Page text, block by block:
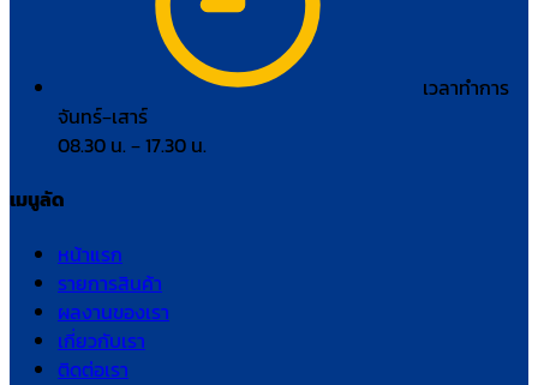
เวลาทำการ
จันทร์–เสาร์
08.30 น. – 17.30 น.
เมนูลัด
หน้าแรก
รายการสินค้า
ผลงานของเรา
เกี่ยวกับเรา
ติดต่อเรา